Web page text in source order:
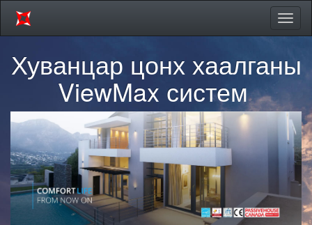
Хуванцар цонх хаалганы
ViewMax систем